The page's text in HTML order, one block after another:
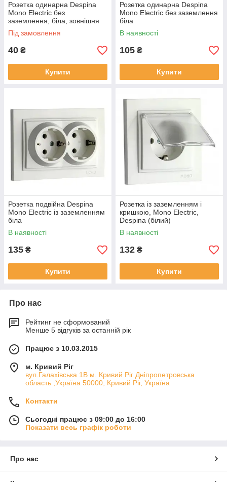
Розетка одинарна Despina
Mono Electric без
заземлення, біла, зовнішня
Під замовлення
40 ₴
Купити
Розетка одинарна Despina
Mono Electric без заземлення
біла
В наявності
105 ₴
Купити
Розетка подвійна Despina
Mono Electric із заземленням
біла
В наявності
135 ₴
Купити
Розетка із заземленням і
кришкою, Mono Electric,
Despina (білий)
В наявності
132 ₴
Купити
Про нас
Рейтинг не сформований
Менше 5 відгуків за останній рік
Працює з 10.03.2015
м. Кривий Ріг
вул.Галахівська 1В м. Кривий Ріг Дніпропетровська
область ,Україна 50000, Кривий Ріг, Україна
Контакти
Сьогодні працює з 09:00 до 16:00
Показати весь графік роботи
Про нас